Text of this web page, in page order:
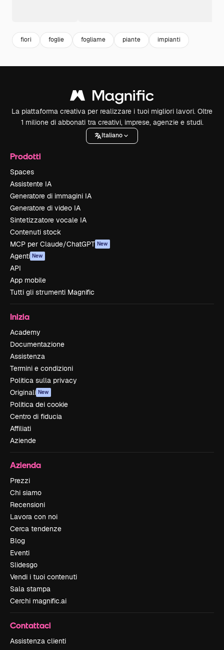
fiori foglie fogliame piante impianti
La piattaforma creativa per realizzare i tuoi migliori lavori. Oltre
1 milione di abbonati tra creativi, imprese, agenzie e studi.
Italiano
Prodotti
Spaces
Assistente IA
Generatore di immagini IA
Generatore di video IA
Sintetizzatore vocale IA
Contenuti stock
MCP per Claude/ChatGPT New
Agenti New
API
App mobile
Tutti gli strumenti Magnific
Inizia
Academy
Documentazione
Assistenza
Termini e condizioni
Politica sulla privacy
Originali New
Politica dei cookie
Centro di fiducia
Affiliati
Aziende
Azienda
Prezzi
Chi siamo
Recensioni
Lavora con noi
Cerca tendenze
Blog
Eventi
Slidesgo
Vendi i tuoi contenuti
Sala stampa
Cerchi magnific.ai
Contattaci
Assistenza clienti